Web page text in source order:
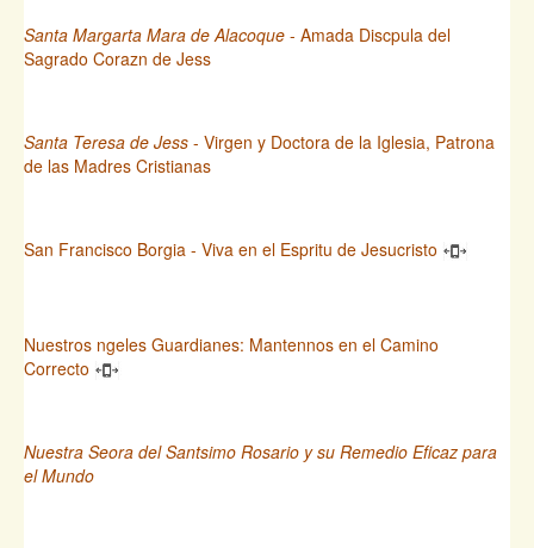
Santa Margarta Mara de Alacoque - Amada Discpula del
Sagrado Corazn de Jess
Santa Teresa de Jess - Virgen y Doctora de la Iglesia, Patrona
de las Madres Cristianas
San Francisco Borgia - Viva en el Espritu de Jesucristo
Nuestros ngeles Guardianes: Mantennos en el Camino
Correcto
Nuestra Seora del Santsimo Rosario y su Remedio Eficaz para
el Mundo